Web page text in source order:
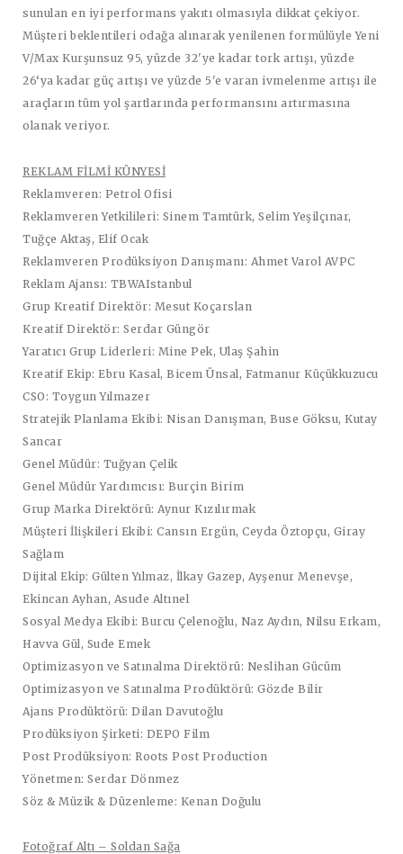
sunulan en iyi performans yakıtı olmasıyla dikkat çekiyor.
Müşteri beklentileri odağa alınarak yenilenen formülüyle Yeni
V/Max Kurşunsuz 95, yüzde 32'ye kadar tork artışı, yüzde
26‘ya kadar güç artışı ve yüzde 5'e varan ivmelenme artışı ile
araçların tüm yol şartlarında performansını artırmasına
olanak veriyor.
REKLAM FİLMİ KÜNYESİ
Reklamveren: Petrol Ofisi
Reklamveren Yetkilileri: Sinem Tamtürk, Selim Yeşilçınar,
Tuğçe Aktaş, Elif Ocak
Reklamveren Prodüksiyon Danışmanı: Ahmet Varol AVPC
Reklam Ajansı: TBWAIstanbul
Grup Kreatif Direktör: Mesut Koçarslan
Kreatif Direktör: Serdar Güngör
Yaratıcı Grup Liderleri: Mine Pek, Ulaş Şahin
Kreatif Ekip: Ebru Kasal, Bicem Ünsal, Fatmanur Küçükkuzucu
CSO: Toygun Yılmazer
Stratejik Planlama Ekibi: Nisan Danışman, Buse Göksu, Kutay
Sancar
Genel Müdür: Tuğyan Çelik
Genel Müdür Yardımcısı: Burçin Birim
Grup Marka Direktörü: Aynur Kızılırmak
Müşteri İlişkileri Ekibi: Cansın Ergün, Ceyda Öztopçu, Giray
Sağlam
Dijital Ekip: Gülten Yılmaz, İlkay Gazep, Ayşenur Menevşe,
Ekincan Ayhan, Asude Altınel
Sosyal Medya Ekibi: Burcu Çelenoğlu, Naz Aydın, Nilsu Erkam,
Havva Gül, Sude Emek
Optimizasyon ve Satınalma Direktörü: Neslihan Gücüm
Optimizasyon ve Satınalma Prodüktörü: Gözde Bilir
Ajans Prodüktörü: Dilan Davutoğlu
Prodüksiyon Şirketi: DEPO Film
Post Prodüksiyon: Roots Post Production
Yönetmen: Serdar Dönmez
Söz & Müzik & Düzenleme: Kenan Doğulu
Fotoğraf Altı – Soldan Sağa